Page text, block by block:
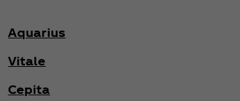
Aquarius
Vitale
Cepita